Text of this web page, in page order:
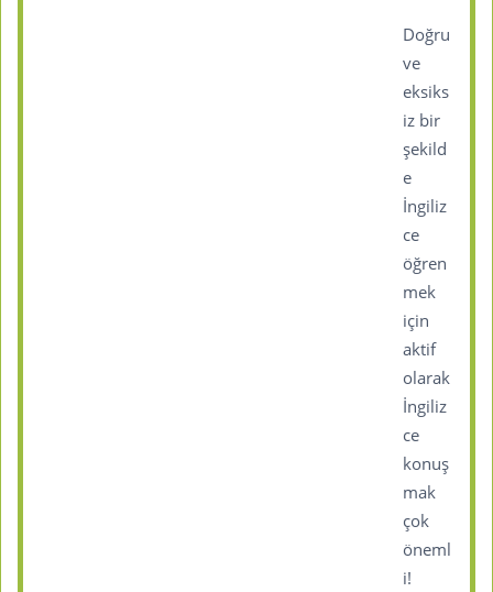
Doğru
ve
eksiks
iz bir
şekild
e
İngiliz
ce
öğren
mek
için
aktif
olarak
İngiliz
ce
konuş
mak
çok
öneml
i!